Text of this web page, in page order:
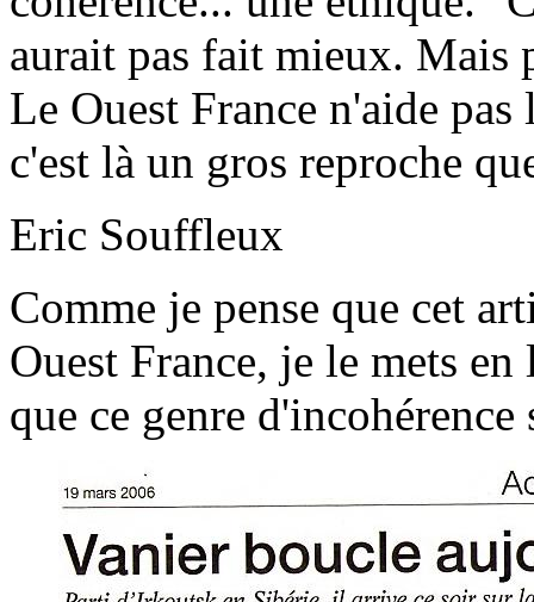
aurait pas fait mieux. Mais
Le Ouest France n'aide
c'est là un gros reproche
Eric Souffleux
Comme je pense que cet
Ouest France, je le mets
que ce genre d'incohérence